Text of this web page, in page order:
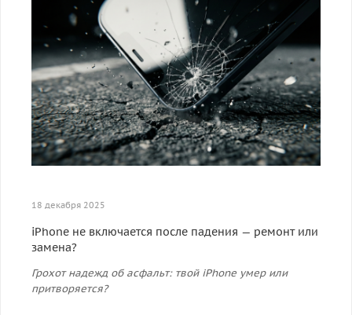
18 декабря 2025
iPhone не включается после падения — ремонт или
замена?
Грохот надежд об асфальт: твой iPhone умер или
притворяется?